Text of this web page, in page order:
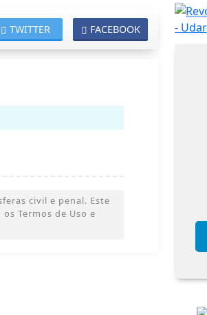
FACEBOOK
TWITTER
civil e penal. Este
Termos de Uso e